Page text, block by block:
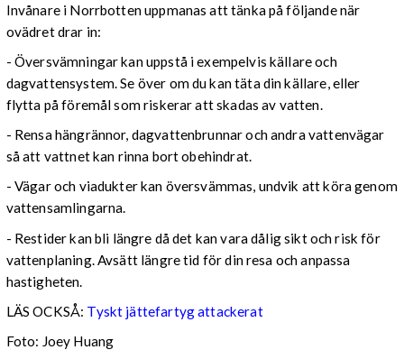
Invånare i Norrbotten uppmanas att tänka på följande när
ovädret drar in:
- Översvämningar kan uppstå i exempelvis källare och
dagvattensystem. Se över om du kan täta din källare, eller
flytta på föremål som riskerar att skadas av vatten.
- Rensa hängrännor, dagvattenbrunnar och andra vattenvägar
så att vattnet kan rinna bort obehindrat.
- Vägar och viadukter kan översvämmas, undvik att köra genom
vattensamlingarna.
- Restider kan bli längre då det kan vara dålig sikt och risk för
vattenplaning. Avsätt längre tid för din resa och anpassa
hastigheten.
LÄS OCKSÅ: Tyskt jättefartyg attackerat
Foto: Joey Huang